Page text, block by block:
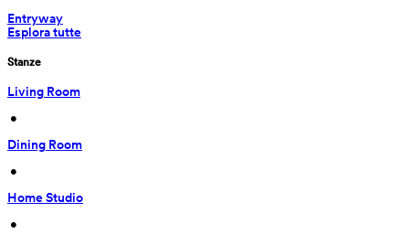
Entryway
Esplora tutte
Stanze
Living Room
•
Dining Room
•
Home Studio
•